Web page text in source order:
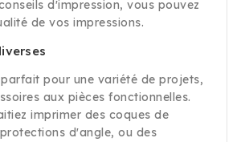
d'impression, vous pouvez
de vos impressions.
pour une variété de projets,
aux pièces fonctionnelles.
imprimer des coques de
d'angle, ou des